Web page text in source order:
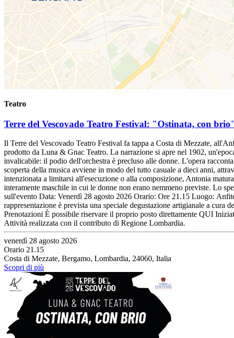
Teatro
Terre del Vescovado Teatro Festival: "Ostinata, con
Il Terre del Vescovado Teatro Festival fa tappa a Costa di Mezzate,
prodotto da Luna & Gnac Teatro. La narrazione si apre nel 1902,
invalicabile: il podio dell'orchestra è precluso alle donne. L'opera
scoperta della musica avviene in modo del tutto casuale a dieci anni,
intenzionata a limitarsi all'esecuzione o alla composizione, Antonia
interamente maschile in cui le donne non erano nemmeno previste. Lo
sull'evento Data: Venerdì 28 agosto 2026 Orario: Ore 21.15 Luogo:
rappresentazione è prevista una speciale degustazione artigianale a
Prenotazioni È possibile riservare il proprio posto direttamente QUI
Attività realizzata con il contributo di Regione Lombardia.
venerdì 28 agosto 2026
Orario 21.15
Costa di Mezzate, Bergamo, Lombardia, 24060, Italia
Scopri di più